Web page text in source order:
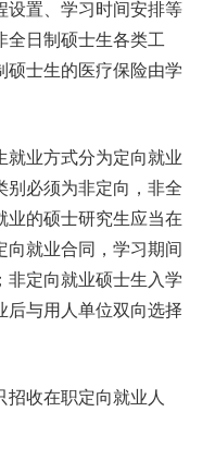
设置、学习时间安排等
全日制硕士生各类工
硕士生的医疗保险由学
就业方式分为定向就业
别必须为非定向，非全
业的硕士研究生应当在
向就业合同，学习期间
非定向就业硕士生入学
后与用人单位双向选择
招收在职定向就业人